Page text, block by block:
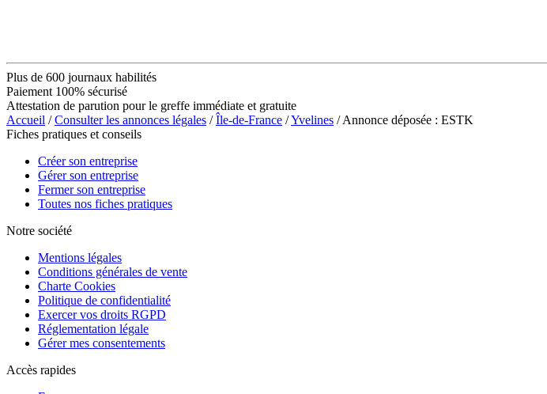
Plus de 600 journaux habilités
Paiement 100% sécurisé
Attestation de parution pour le greffe immédiate et gratuite
Accueil /Consulter les annonces légales /Île-de-France /Yvelines / Annonce déposée : ESTK
Fiches pratiques et conseils
Créer son entreprise
Gérer son entreprise
Fermer son entreprise
Toutes nos fiches pratiques
Notre société
Mentions légales
Conditions générales de vente
Charte Cookies
Politique de confidentialité
Exercer vos droits RGPD
Réglementation légale
Gérer mes consentements
Accès rapides